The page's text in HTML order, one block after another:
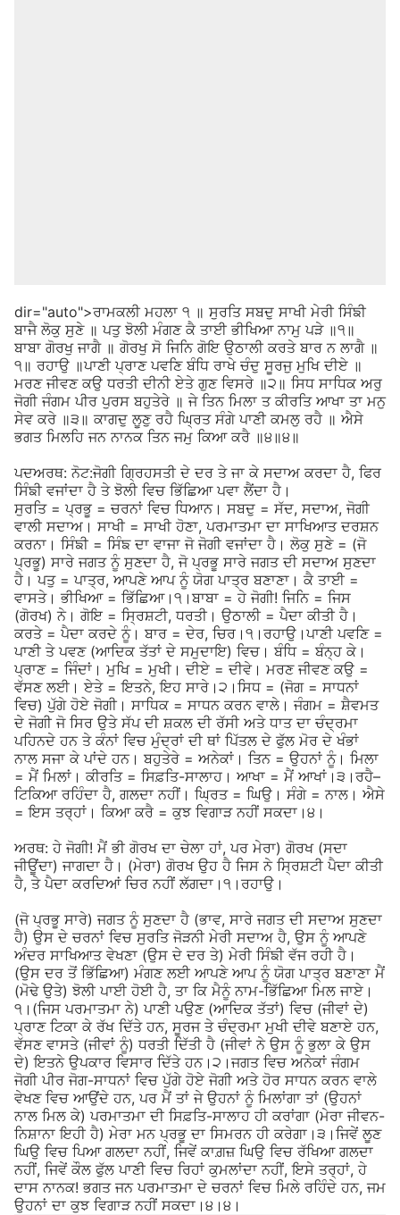
dir="auto">ਰਾਮਕਲੀ ਮਹਲਾ ੧ ॥ ਸੁਰਤਿ ਸਬਦੁ ਸਾਖੀ ਮੇਰੀ ਸਿੰਙੀ
ਬਾਜੈ ਲੋਕੁ ਸੁਣੇ ॥ ਪਤੁ ਝੋਲੀ ਮੰਗਣ ਕੈ ਤਾਈ ਭੀਖਿਆ ਨਾਮੁ ਪੜੇ ॥੧॥
ਬਾਬਾ ਗੋਰਖੁ ਜਾਗੈ ॥ ਗੋਰਖੁ ਸੋ ਜਿਨਿ ਗੋਇ ਉਠਾਲੀ ਕਰਤੇ ਬਾਰ ਨ ਲਾਗੈ ॥
੧॥ ਰਹਾਉ ॥ਪਾਣੀ ਪ੍ਰਾਣ ਪਵਣਿ ਬੰਧਿ ਰਾਖੇ ਚੰਦੁ ਸੂਰਜੁ ਮੁਖਿ ਦੀਏ ॥
ਮਰਣ ਜੀਵਣ ਕਉ ਧਰਤੀ ਦੀਨੀ ਏਤੇ ਗੁਣ ਵਿਸਰੇ ॥੨॥ ਸਿਧ ਸਾਧਿਕ ਅਰੁ
ਜੋਗੀ ਜੰਗਮ ਪੀਰ ਪੁਰਸ ਬਹੁਤੇਰੇ ॥ ਜੇ ਤਿਨ ਮਿਲਾ ਤ ਕੀਰਤਿ ਆਖਾ ਤਾ ਮਨੁ
ਸੇਵ ਕਰੇ ॥੩॥ ਕਾਗਦੁ ਲੂਣੁ ਰਹੈ ਘ੍ਰਿਤ ਸੰਗੇ ਪਾਣੀ ਕਮਲੁ ਰਹੈ ॥ ਐਸੇ
ਭਗਤ ਮਿਲਹਿ ਜਨ ਨਾਨਕ ਤਿਨ ਜਮੁ ਕਿਆ ਕਰੈ ॥੪॥੪॥
ਪਦਅਰਥ: ਨੋਟ:ਜੋਗੀ ਗ੍ਰਿਹਸਤੀ ਦੇ ਦਰ ਤੇ ਜਾ ਕੇ ਸਦਾਅ ਕਰਦਾ ਹੈ, ਫਿਰ
ਸਿੰਙੀ ਵਜਾਂਦਾ ਹੈ ਤੇ ਝੋਲੀ ਵਿਚ ਭਿੱਛਿਆ ਪਵਾ ਲੈਂਦਾ ਹੈ।
ਸੁਰਤਿ = ਪ੍ਰਭੂ = ਚਰਨਾਂ ਵਿਚ ਧਿਆਨ। ਸਬਦੁ = ਸੱਦ, ਸਦਾਅ, ਜੋਗੀ
ਵਾਲੀ ਸਦਾਅ। ਸਾਖੀ = ਸਾਖੀ ਹੋਣਾ, ਪਰਮਾਤਮਾ ਦਾ ਸਾਖਿਆਤ ਦਰਸ਼ਨ
ਕਰਨਾ। ਸਿੰਙੀ = ਸਿੰਙ ਦਾ ਵਾਜਾ ਜੋ ਜੋਗੀ ਵਜਾਂਦਾ ਹੈ। ਲੋਕੁ ਸੁਣੇ = (ਜੋ
ਪ੍ਰਭੂ) ਸਾਰੇ ਜਗਤ ਨੂੰ ਸੁਣਦਾ ਹੈ, ਜੋ ਪ੍ਰਭੂ ਸਾਰੇ ਜਗਤ ਦੀ ਸਦਾਅ ਸੁਣਦਾ
ਹੈ। ਪਤੁ = ਪਾਤ੍ਰ, ਆਪਣੇ ਆਪ ਨੂੰ ਯੋਗ ਪਾਤ੍ਰ ਬਣਾਣਾ। ਕੈ ਤਾਈ =
ਵਾਸਤੇ। ਭੀਖਿਆ = ਭਿੱਛਿਆ।੧।ਬਾਬਾ = ਹੇ ਜੋਗੀ! ਜਿਨਿ = ਜਿਸ
(ਗੋਰਖ) ਨੇ। ਗੋਇ = ਸ੍ਰਿਸ਼ਟੀ, ਧਰਤੀ। ਉਠਾਲੀ = ਪੈਦਾ ਕੀਤੀ ਹੈ।
ਕਰਤੇ = ਪੈਦਾ ਕਰਦੇ ਨੂੰ। ਬਾਰ = ਦੇਰ, ਚਿਰ।੧।ਰਹਾਉ।ਪਾਣੀ ਪਵਣਿ =
ਪਾਣੀ ਤੇ ਪਵਣ (ਆਦਿਕ ਤੱਤਾਂ ਦੇ ਸਮੁਦਾਇ) ਵਿਚ। ਬੰਧਿ = ਬੰਨ੍ਹ ਕੇ।
ਪ੍ਰਾਣ = ਜਿੰਦਾਂ। ਮੁਖਿ = ਮੁਖੀ। ਦੀਏ = ਦੀਵੇ। ਮਰਣ ਜੀਵਣ ਕਉ =
ਵੱਸਣ ਲਈ। ਏਤੇ = ਇਤਨੇ, ਇਹ ਸਾਰੇ।੨।ਸਿਧ = (ਜੋਗ = ਸਾਧਨਾਂ
ਵਿਚ) ਪੁੱਗੇ ਹੋਏ ਜੋਗੀ। ਸਾਧਿਕ = ਸਾਧਨ ਕਰਨ ਵਾਲੇ। ਜੰਗਮ = ਸ਼ੈਵਮਤ
ਦੇ ਜੋਗੀ ਜੋ ਸਿਰ ਉਤੇ ਸੱਪ ਦੀ ਸ਼ਕਲ ਦੀ ਰੱਸੀ ਅਤੇ ਧਾਤ ਦਾ ਚੰਦ੍ਰਮਾ
ਪਹਿਨਦੇ ਹਨ ਤੇ ਕੰਨਾਂ ਵਿਚ ਮੁੰਦ੍ਰਾਂ ਦੀ ਥਾਂ ਪਿੱਤਲ ਦੇ ਫੁੱਲ ਮੋਰ ਦੇ ਖੰਭਾਂ
ਨਾਲ ਸਜਾ ਕੇ ਪਾਂਦੇ ਹਨ। ਬਹੁਤੇਰੇ = ਅਨੇਕਾਂ। ਤਿਨ = ਉਹਨਾਂ ਨੂੰ। ਮਿਲਾ
= ਮੈਂ ਮਿਲਾਂ। ਕੀਰਤਿ = ਸਿਫ਼ਤਿ-ਸਾਲਾਹ। ਆਖਾ = ਮੈਂ ਆਖਾਂ।੩।ਰਹੈ–
ਟਿਕਿਆ ਰਹਿੰਦਾ ਹੈ, ਗਲਦਾ ਨਹੀਂ। ਘ੍ਰਿਤ = ਘਿਉ। ਸੰਗੇ = ਨਾਲ। ਐਸੇ
= ਇਸ ਤਰ੍ਹਾਂ। ਕਿਆ ਕਰੈ = ਕੁਝ ਵਿਗਾੜ ਨਹੀਂ ਸਕਦਾ।੪।
ਅਰਥ: ਹੇ ਜੋਗੀ! ਮੈਂ ਭੀ ਗੋਰਖ ਦਾ ਚੇਲਾ ਹਾਂ, ਪਰ ਮੇਰਾ) ਗੋਰਖ (ਸਦਾ
ਜੀਊਂਦਾ) ਜਾਗਦਾ ਹੈ। (ਮੇਰਾ) ਗੋਰਖ ਉਹ ਹੈ ਜਿਸ ਨੇ ਸ੍ਰਿਸ਼ਟੀ ਪੈਦਾ ਕੀਤੀ
ਹੈ, ਤੇ ਪੈਦਾ ਕਰਦਿਆਂ ਚਿਰ ਨਹੀਂ ਲੱਗਦਾ।੧।ਰਹਾਉ।
(ਜੋ ਪ੍ਰਭੂ ਸਾਰੇ) ਜਗਤ ਨੂੰ ਸੁਣਦਾ ਹੈ (ਭਾਵ, ਸਾਰੇ ਜਗਤ ਦੀ ਸਦਾਅ ਸੁਣਦਾ
ਹੈ) ਉਸ ਦੇ ਚਰਨਾਂ ਵਿਚ ਸੁਰਤਿ ਜੋੜਨੀ ਮੇਰੀ ਸਦਾਅ ਹੈ, ਉਸ ਨੂੰ ਆਪਣੇ
ਅੰਦਰ ਸਾਖਿਆਤ ਵੇਖਣਾ (ਉਸ ਦੇ ਦਰ ਤੇ) ਮੇਰੀ ਸਿੰਙੀ ਵੱਜ ਰਹੀ ਹੈ।
(ਉਸ ਦਰ ਤੋਂ ਭਿੱਛਿਆ) ਮੰਗਣ ਲਈ ਆਪਣੇ ਆਪ ਨੂੰ ਯੋਗ ਪਾਤ੍ਰ ਬਣਾਣਾ ਮੈਂ
(ਮੋਢੇ ਉਤੇ) ਝੋਲੀ ਪਾਈ ਹੋਈ ਹੈ, ਤਾ ਕਿ ਮੈਨੂੰ ਨਾਮ-ਭਿੱਛਿਆ ਮਿਲ ਜਾਏ।
੧।(ਜਿਸ ਪਰਮਾਤਮਾ ਨੇ) ਪਾਣੀ ਪਉਣ (ਆਦਿਕ ਤੱਤਾਂ) ਵਿਚ (ਜੀਵਾਂ ਦੇ)
ਪ੍ਰਾਣ ਟਿਕਾ ਕੇ ਰੱਖ ਦਿੱਤੇ ਹਨ, ਸੂਰਜ ਤੇ ਚੰਦ੍ਰਮਾ ਮੁਖੀ ਦੀਵੇ ਬਣਾਏ ਹਨ,
ਵੱਸਣ ਵਾਸਤੇ (ਜੀਵਾਂ ਨੂੰ) ਧਰਤੀ ਦਿੱਤੀ ਹੈ (ਜੀਵਾਂ ਨੇ ਉਸ ਨੂੰ ਭੁਲਾ ਕੇ ਉਸ
ਦੇ) ਇਤਨੇ ਉਪਕਾਰ ਵਿਸਾਰ ਦਿੱਤੇ ਹਨ।੨।ਜਗਤ ਵਿਚ ਅਨੇਕਾਂ ਜੰਗਮ
ਜੋਗੀ ਪੀਰ ਜੋਗ-ਸਾਧਨਾਂ ਵਿਚ ਪੁੱਗੇ ਹੋਏ ਜੋਗੀ ਅਤੇ ਹੋਰ ਸਾਧਨ ਕਰਨ ਵਾਲੇ
ਵੇਖਣ ਵਿਚ ਆਉਂਦੇ ਹਨ, ਪਰ ਮੈਂ ਤਾਂ ਜੇ ਉਹਨਾਂ ਨੂੰ ਮਿਲਾਂਗਾ ਤਾਂ (ਉਹਨਾਂ
ਨਾਲ ਮਿਲ ਕੇ) ਪਰਮਾਤਮਾ ਦੀ ਸਿਫ਼ਤਿ-ਸਾਲਾਹ ਹੀ ਕਰਾਂਗਾ (ਮੇਰਾ ਜੀਵਨ-
ਨਿਸ਼ਾਨਾ ਇਹੀ ਹੈ) ਮੇਰਾ ਮਨ ਪ੍ਰਭੂ ਦਾ ਸਿਮਰਨ ਹੀ ਕਰੇਗਾ।੩।ਜਿਵੇਂ ਲੂਣ
ਘਿਉ ਵਿਚ ਪਿਆ ਗਲਦਾ ਨਹੀਂ, ਜਿਵੇਂ ਕਾਗ਼ਜ਼ ਘਿਉ ਵਿਚ ਰੱਖਿਆ ਗਲਦਾ
ਨਹੀਂ, ਜਿਵੇਂ ਕੌਲ ਫੁੱਲ ਪਾਣੀ ਵਿਚ ਰਿਹਾਂ ਕੁਮਲਾਂਦਾ ਨਹੀਂ, ਇਸੇ ਤਰ੍ਹਾਂ, ਹੇ
ਦਾਸ ਨਾਨਕ! ਭਗਤ ਜਨ ਪਰਮਾਤਮਾ ਦੇ ਚਰਨਾਂ ਵਿਚ ਮਿਲੇ ਰਹਿੰਦੇ ਹਨ, ਜਮ
ਉਹਨਾਂ ਦਾ ਕੁਝ ਵਿਗਾੜ ਨਹੀਂ ਸਕਦਾ।੪।੪।